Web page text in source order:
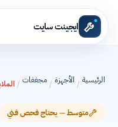
ايجينت سايت
الرئيسية / الأجهزة / مجففات /
متوسط — يحتاج فحص فني